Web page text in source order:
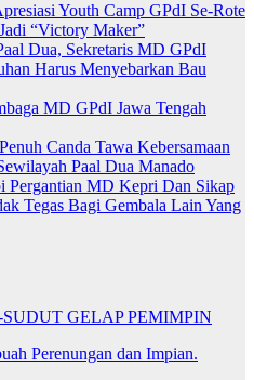
Youth Camp GPdI Se-Rote
“Victory Maker”
Dua, Sekretaris MD GPdI
Harus Menyebarkan Bau
MD GPdI Jawa Tengah
Canda Tawa Kebersamaan
Paal Dua Manado
Pergantian MD Kepri Dan Sikap
Tegas Bagi Gembala Lain Yang
GELAP PEMIMPIN
Perenungan dan Impian.